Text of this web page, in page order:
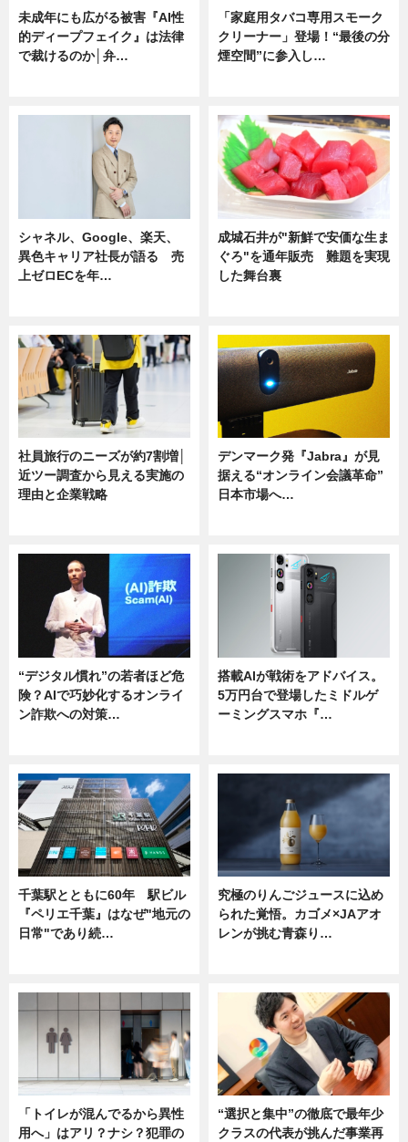
未成年にも広がる被害『AI性
的ディープフェイク』は法律
で裁けるのか│弁…
「家庭用タバコ専用スモーク
クリーナー」登場！“最後の分
煙空間”に参入し…
シャネル、Google、楽天、
異色キャリア社長が語る 売
上ゼロECを年…
成城石井が"新鮮で安価な生ま
ぐろ"を通年販売 難題を実現
した舞台裏
社員旅行のニーズが約7割増│
近ツー調査から見える実施の
理由と企業戦略
デンマーク発『Jabra』が見
据える“オンライン会議革命”
日本市場へ…
“デジタル慣れ”の若者ほど危
険？AIで巧妙化するオンライ
ン詐欺への対策…
搭載AIが戦術をアドバイス。
5万円台で登場したミドルゲ
ーミングスマホ『…
千葉駅とともに60年 駅ビル
『ペリエ千葉』はなぜ"地元の
日常"であり続…
究極のりんごジュースに込め
られた覚悟。カゴメ×JAアオ
レンが挑む青森り…
「トイレが混んでるから異性
用へ」はアリ？ナシ？犯罪の
“選択と集中”の徹底で最年少
クラスの代表が挑んだ事業再